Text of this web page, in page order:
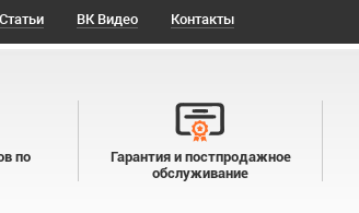
Статьи ВК Видео Контакты
по
Гарантия и постпродажное
обслуживание